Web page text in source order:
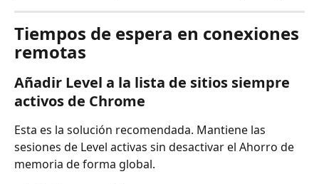
Tiempos de espera en conexiones
remotas
Añadir Level a la lista de sitios siempre
activos de Chrome
Esta es la solución recomendada. Mantiene las
sesiones de Level activas sin desactivar el Ahorro de
memoria de forma global.